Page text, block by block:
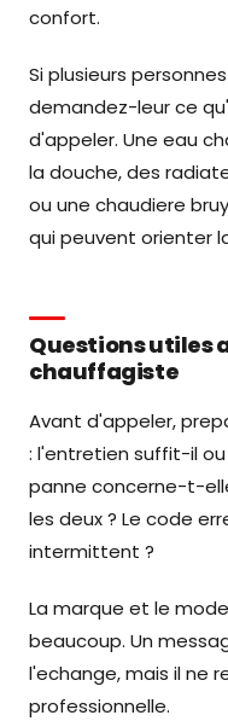
confort.
Si plusieurs
demandez-leur ce
d'appeler. Une eau
la douche, des
ou une chaudiere
qui peuvent orienter
Questions utiles
chauffagiste
Avant d'appeler,
: l'entretien suffit-il
panne concerne-t-
les deux ? Le code
intermittent ?
La marque et le
beaucoup. Un
l'echange, mais il ne
professionnelle.